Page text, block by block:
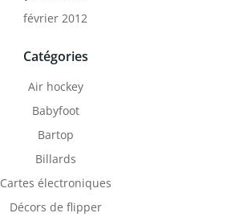
février 2012
Catégories
Air hockey
Babyfoot
Bartop
Billards
Cartes électroniques
Décors de flipper